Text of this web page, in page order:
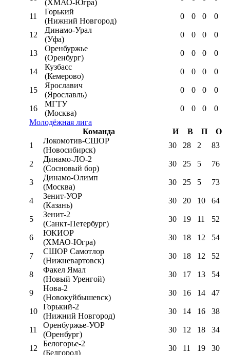
(ХМАО-Югра)
11
Горький
(Нижний Новгород)
0 0 0 0
12
Динамо-Урал
(Уфа)
0 0 0 0
13
Оренбуржье
(Оренбург)
0 0 0 0
14
Кузбасс
(Кемерово)
0 0 0 0
15
Ярославич
(Ярославль)
0 0 0 0
16
МГТУ
(Москва)
0 0 0
0
Молодёжная лига
Команда
И В П
О
1
Локомотив-CШОР
(Новосибирск)
30 28 2 83
2
Динамо-ЛО-2
(Сосновый бор)
30 25 5 76
3
Динамо-Олимп
(Москва)
30 25 5 73
4
Зенит-УОР
(Казань)
30 20 10 64
5
Зенит-2
(Санкт-Петербург)
30 19 11 52
6
ЮКИОР
(ХМАО-Югра)
30 18 12 54
7
СШОР Самотлор
(Нижневартовск)
30 18 12 52
8
Факел Ямал
(Новый Уренгой)
30 17 13 54
9
Нова-2
(Новокуйбышевск)
30 16 14 47
10
Горький-2
(Нижний Новгород)
30 14 16 38
11
Оренбуржье-УОР
(Оренбург)
30 12 18 34
12
Белогорье-2
(Белгород)
30 11 19 30